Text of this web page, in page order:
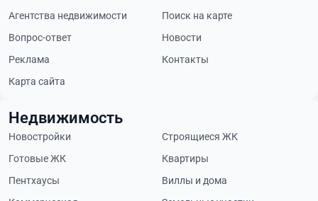
Агентства недвижимости
Поиск на карте
Вопрос-ответ
Новости
Реклама
Контакты
Карта сайта
Недвижимость
Новостройки
Строящиеся ЖК
Готовые ЖК
Квартиры
Пентхаусы
Виллы и дома